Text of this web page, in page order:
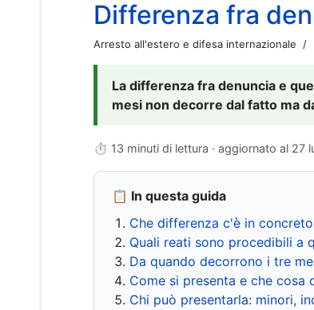
Differenza fra
Arresto all'estero e difesa internazionale
La differenza fra denuncia e
mesi non decorre dal fatto ma
⏱ 13 minuti di lettura · aggiornato al 27
📋 In questa guida
Che differenza c'è in
Quali reati sono procedibili a
Da quando decorrono i tre
Come si presenta e che cosa
Chi può presentarla: minori,